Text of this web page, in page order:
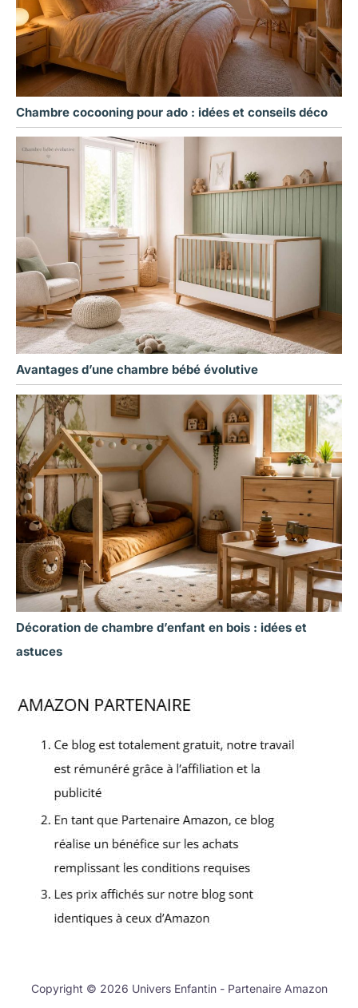
Chambre cocooning pour ado : idées et conseils déco
Avantages d’une chambre bébé évolutive
Décoration de chambre d’enfant en bois : idées et
astuces
Copyright © 2026 Univers Enfantin - Partenaire Amazon